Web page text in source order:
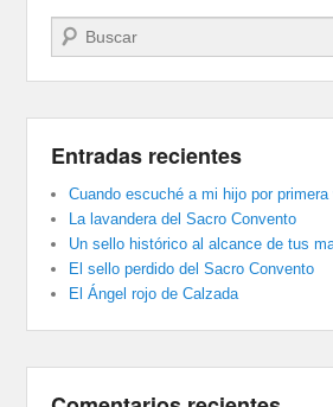
Buscar
Entradas recientes
Cuando escuché a mi hijo por primera
La lavandera del Sacro Convento
Un sello histórico al alcance de tus
El sello perdido del Sacro Convento
El Ángel rojo de Calzada